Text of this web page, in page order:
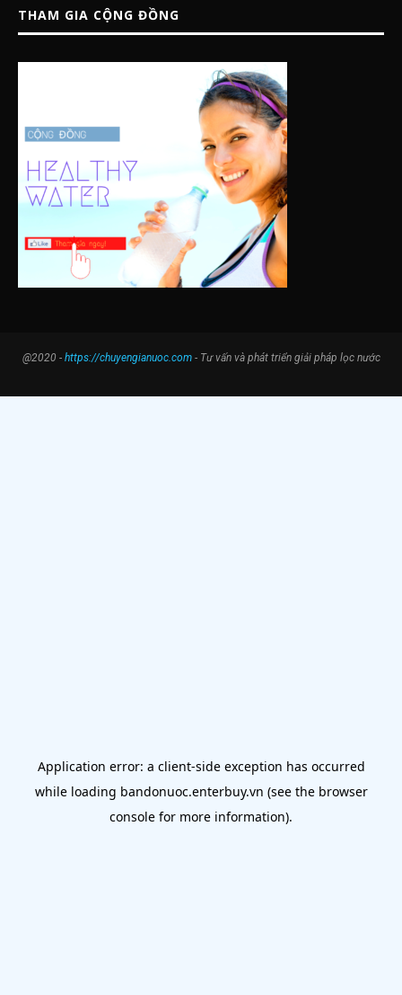
THAM GIA CỘNG ĐỒNG
@2020 - https://chuyengianuoc.com- Tư vấn và phát triển giải pháp lọc nước